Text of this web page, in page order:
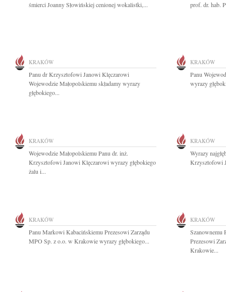
śmierci Joanny Słowińskiej cenionej wokalistki,...
prof. dr. hab.
KRAKÓW
Panu dr Krzysztofowi Janowi Klęczarowi
Wojewodzie Małopolskiemu składamy wyrazy
głębokiego...
KRAKÓW
Panu
wyrazy
KRAKÓW
Wojewodzie Małopolskiemu Panu dr. inż.
Krzysztofowi Janowi Klęczarowi wyrazy głębokiego
żalu i...
KRAKÓW
Wyrazy
Krzysztofowi
KRAKÓW
Panu Markowi Kabacińskiemu Prezesowi Zarządu
MPO Sp. z o.o. w Krakowie wyrazy głębokiego...
KRAKÓW
Szanownemu
Prezesowi
Krakowie...